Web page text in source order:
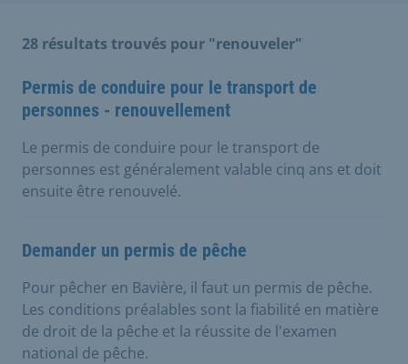
28 résultats trouvés pour "renouveler"
Permis de conduire pour le transport de
personnes - renouvellement
Le permis de conduire pour le transport de
personnes est généralement valable cinq ans et doit
ensuite être renouvelé.
Demander un permis de pêche
Pour pêcher en Bavière, il faut un permis de pêche.
Les conditions préalables sont la fiabilité en matière
de droit de la pêche et la réussite de l'examen
national de pêche.